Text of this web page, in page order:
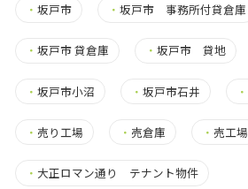
・ 坂戸市 ・坂戸市 事務所付貸倉庫
・ 坂戸市 貸倉庫 ・坂戸市 貸地
・ 坂戸市小沼 ・坂戸市石井 ・
・ 売り工場 ・ 売倉庫 ・ 売工場
・ 大正ロマン通り テナント物件